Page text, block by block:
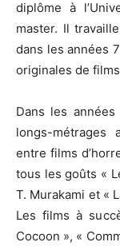
diplôme à
master. Il
dans les années
originales de
Dans les
longs-métrages
entre films
tous les goûts «
T. Murakami et «
Les films à
Cocoon », «